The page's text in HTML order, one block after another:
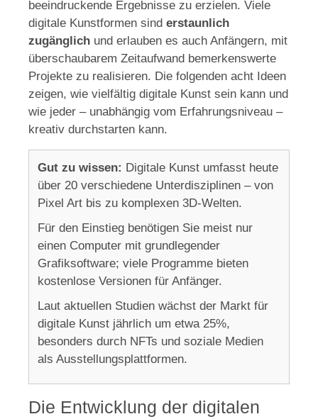
beeindruckende Ergebnisse zu erzielen. Viele
digitale Kunstformen sind erstaunlich
zugänglich und erlauben es auch Anfängern, mit
überschaubarem Zeitaufwand bemerkenswerte
Projekte zu realisieren. Die folgenden acht Ideen
zeigen, wie vielfältig digitale Kunst sein kann und
wie jeder – unabhängig vom Erfahrungsniveau –
kreativ durchstarten kann.
Gut zu wissen: Digitale Kunst umfasst heute
über 20 verschiedene Unterdisziplinen – von
Pixel Art bis zu komplexen 3D-Welten.
Für den Einstieg benötigen Sie meist nur
einen Computer mit grundlegender
Grafiksoftware; viele Programme bieten
kostenlose Versionen für Anfänger.
Laut aktuellen Studien wächst der Markt für
digitale Kunst jährlich um etwa 25%,
besonders durch NFTs und soziale Medien
als Ausstellungsplattformen.
Die Entwicklung der digitalen